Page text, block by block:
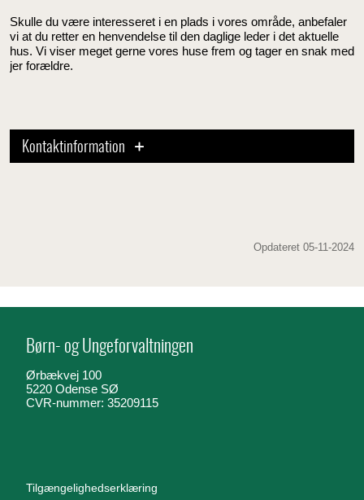
Skulle du være interesseret i en plads i vores område, anbefaler
vi at du retter en henvendelse til den daglige leder i det aktuelle
hus. Vi viser meget gerne vores huse frem og tager en snak med
jer forældre.
Kontaktinformation
Opdateret 05-11-2024
Børn- og Ungeforvaltningen
Ørbækvej 100
5220 Odense SØ
CVR-nummer: 35209115
Tilgængelighedserklæring